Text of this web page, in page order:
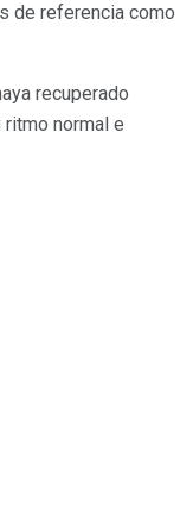
de referencia como
recuperado
normal e